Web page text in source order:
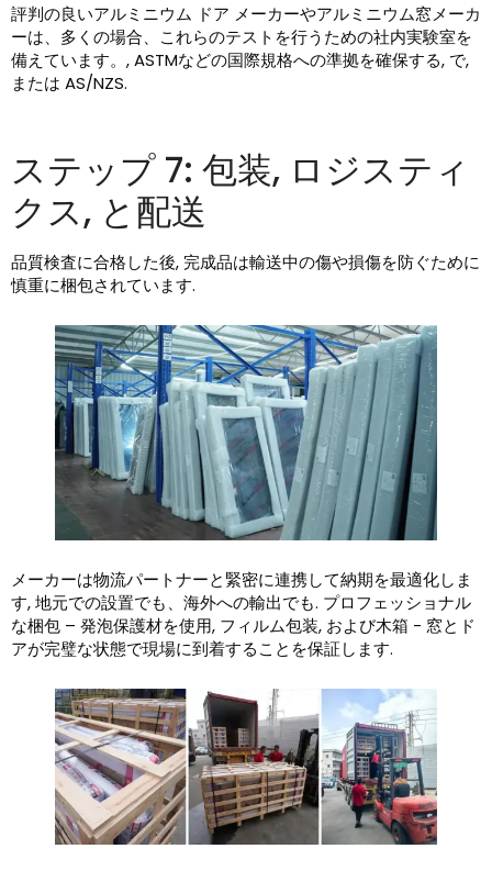
評判の良いアルミニウム ドア メーカーやアルミニウム窓メーカ
ーは、多くの場合、これらのテストを行うための社内実験室を
備えています。, ASTMなどの国際規格への準拠を確保する, で,
または AS/NZS.
ステップ 7: 包装, ロジスティ
クス, と配送
品質検査に合格した後, 完成品は輸送中の傷や損傷を防ぐために
慎重に梱包されています.
メーカーは物流パートナーと緊密に連携して納期を最適化しま
す, 地元での設置でも、海外への輸出でも. プロフェッショナル
な梱包 – 発泡保護材を使用, フィルム包装, および木箱 - 窓とド
アが完璧な状態で現場に到着することを保証します.